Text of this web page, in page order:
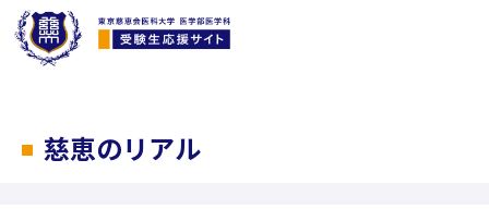
慈恵のリアル